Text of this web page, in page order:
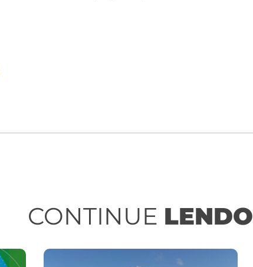
CONTINUE LENDO